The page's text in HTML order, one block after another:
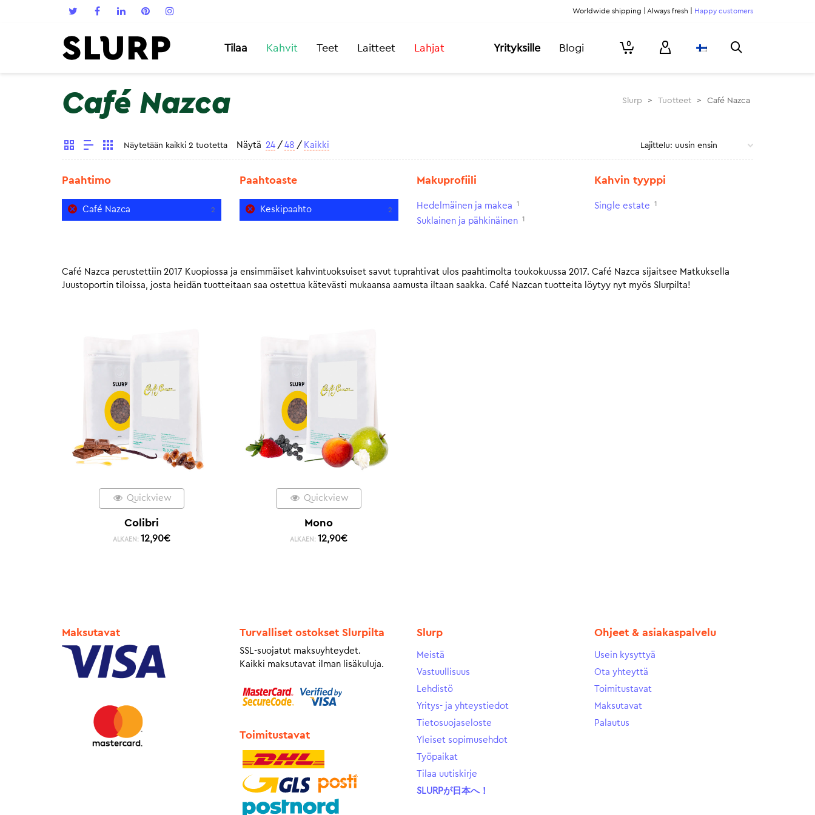
Worldwide shipping | Always fresh | Happy customers
Tilaa Kahvit Teet Laitteet Lahjat Yrityksille Blogi 0
Café Nazca Slurp > Tuotteet > Café Nazca
Näytetään kaikki 2 tuotetta Näytä 24 / 48 / Kaikki
Paahtimo
Café Nazca 2
Paahtoaste
Keskipaahto 2
Makuprofiili
Hedelmäinen ja makea 1
Suklainen ja pähkinäinen 1
Kahvin tyyppi
Single estate 1
Café Nazca perustettiin 2017 Kuopiossa ja ensimmäiset kahvintuoksuiset savut tuprahtivat ulos paahtimolta toukokuussa 2017. Café Nazca sijaitsee Matkuksella
Juustoportin tiloissa, josta heidän tuotteitaan saa ostettua kätevästi mukaansa aamusta iltaan saakka. Café Nazcan tuotteita löytyy nyt myös Slurpilta!
Quickview
Colibri
ALKAEN: 12,90€
Quickview
Mono
ALKAEN: 12,90€
Maksutavat Turvalliset ostokset Slurpilta
SSL-suojatut maksuyhteydet.
Kaikki maksutavat ilman lisäkuluja.
Toimitustavat
Slurp
Meistä
Vastuullisuus
Lehdistö
Yritys- ja yhteystiedot
Tietosuojaseloste
Yleiset sopimusehdot
Työpaikat
Tilaa uutiskirje
SLURPが日本へ！
Ohjeet & asiakaspalvelu
Usein kysyttyä
Ota yhteyttä
Toimitustavat
Maksutavat
Palautus